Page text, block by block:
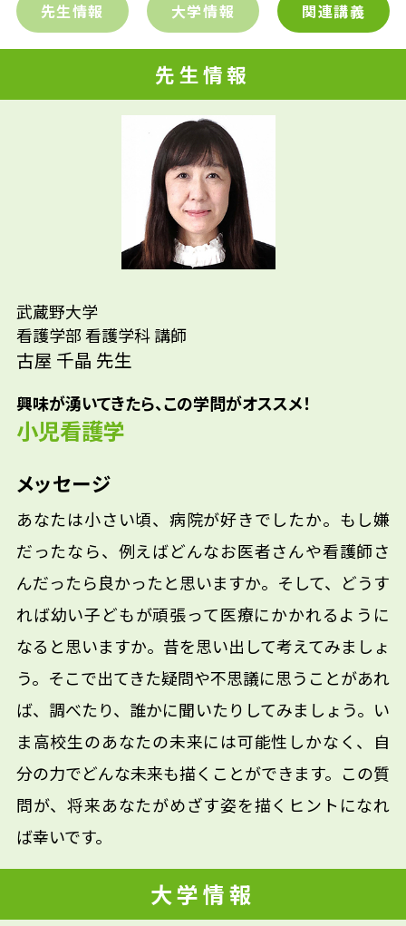
先生情報 大学情報 関連講義
先生情報
武蔵野大学
看護学部 看護学科 講師
古屋 千晶 先生
興味が湧いてきたら、この学問がオススメ！
小児看護学
メッセージ
あなたは小さい頃、病院が好きでしたか。もし嫌
だったなら、例えばどんなお医者さんや看護師さ
んだったら良かったと思いますか。そして、どうす
れば幼い子どもが頑張って医療にかかれるように
なると思いますか。昔を思い出して考えてみましょ
う。そこで出てきた疑問や不思議に思うことがあれ
ば、調べたり、誰かに聞いたりしてみましょう。い
ま高校生のあなたの未来には可能性しかなく、自
分の力でどんな未来も描くことができます。この質
問が、将来あなたがめざす姿を描くヒントになれ
ば幸いです。
先生の学問へのきっかけは？
先輩たちはどんな仕事に携わって
いるの？
大学情報